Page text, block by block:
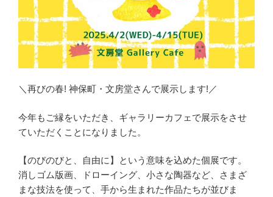
＼再びの春! 神保町・文房堂さんで展示します!／
今年もご縁をいただき、ギャラリーカフェで展示をさせ
ていただくことになりました。
【のびのびと、自由に】という意味を込めた個展です。
消しゴム版画、ドローイング、小さな陶器など、さまざ
まな技法を使って、手から生まれた作品たちが並びま